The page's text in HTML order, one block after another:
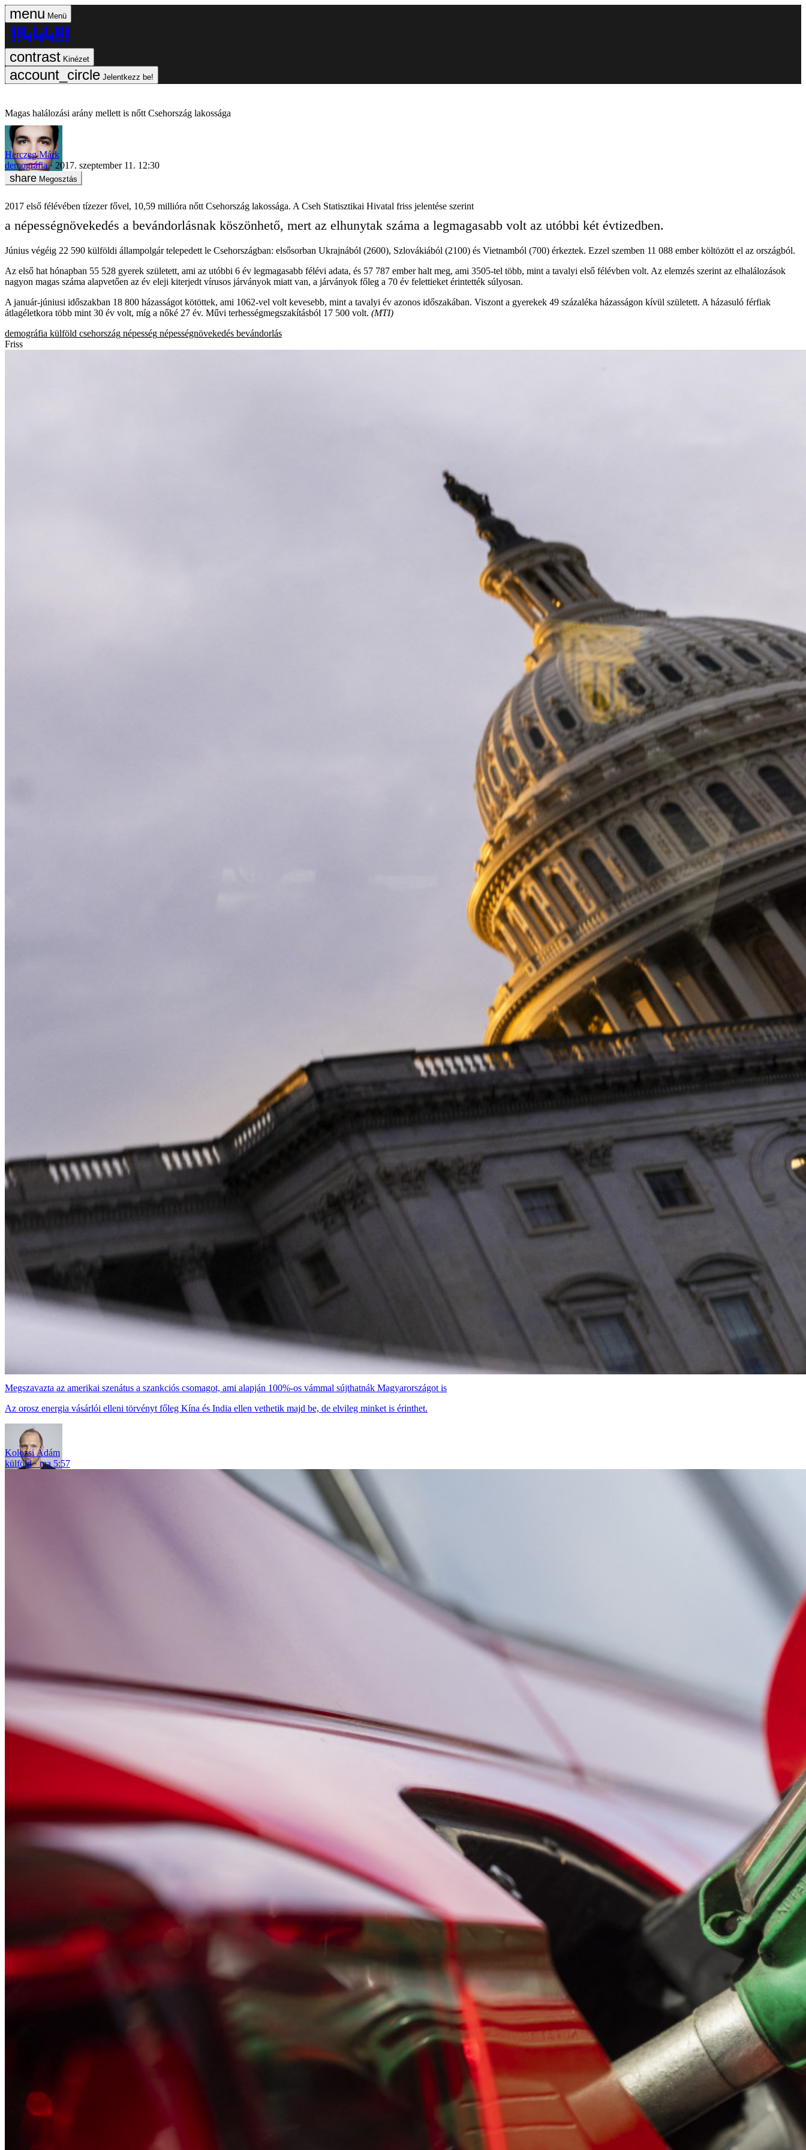
Menü
Kinézet
Jelentkezz be!
Magas halálozási arány mellett is nőtt Csehország lakossága
Herczeg Márk
demográfia
2017. szeptember 11. 12:30
Megosztás
2017 első félévében tízezer fővel, 10,59 millióra nőtt Csehország lakossága. A Cseh Statisztikai Hivatal friss jelentése szerint
a népességnövekedés a bevándorlásnak köszönhető, mert az elhunytak száma a legmagasabb volt az utóbbi két évtizedben.
Június végéig 22 590 külföldi állampolgár telepedett le Csehországban: elsősorban Ukrajnából (2600), Szlovákiából (2100) és Vietnamból (700) érkeztek. Ezzel szemben 11 088 ember költözött el az országból.
Az első hat hónapban 55 528 gyerek született, ami az utóbbi 6 év legmagasabb félévi adata, és 57 787 ember halt meg, ami 3505-tel több, mint a tavalyi első félévben volt. Az elemzés szerint az elhalálozások
nagyon magas száma alapvetően az év eleji kiterjedt vírusos járványok miatt van, a járványok főleg a 70 év felettieket érintették súlyosan.
A január-júniusi időszakban 18 800 házasságot kötöttek, ami 1062-vel volt kevesebb, mint a tavalyi év azonos időszakában. Viszont a gyerekek 49 százaléka házasságon kívül született. A házasuló férfiak
átlagéletkora több mint 30 év volt, míg a nőké 27 év. Művi terhességmegszakításból 17 500 volt. (MTI)
demográfia külföld csehország népesség népességnövekedés bevándorlás
Friss
Megszavazta az amerikai szenátus a szankciós csomagot, ami alapján 100%-os vámmal sújthatnák Magyarországot is
Az orosz energia vásárlói elleni törvényt főleg Kína és India ellen vethetik majd be, de elvileg minket is érinthet.
Kolozsi Ádám
külföld
ma 5:57